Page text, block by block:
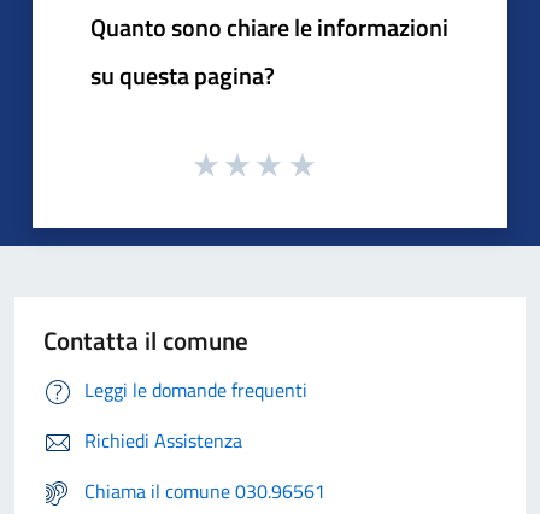
Quanto sono chiare le informazioni
su questa pagina?
Contatta il comune
Leggi le domande frequenti
Richiedi Assistenza
Chiama il comune 030.96561